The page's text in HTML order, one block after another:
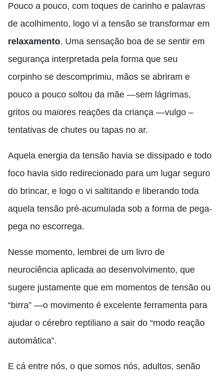
Pouco a pouco, com toques de carinho e palavras
de acolhimento, logo vi a tensão se transformar em
relaxamento. Uma sensação boa de se sentir em
segurança interpretada pela forma que seu
corpinho se descomprimiu, mãos se abriram e
pouco a pouco soltou da mãe —sem lágrimas,
gritos ou maiores reações da criança —vulgo –
tentativas de chutes ou tapas no ar.
Aquela energia da tensão havia se dissipado e todo
foco havia sido redirecionado para um lugar seguro
do brincar, e logo o vi saltitando e liberando toda
aquela tensão pré-acumulada sob a forma de pega-
pega no escorrega.
Nesse momento, lembrei de um livro de
neurociência aplicada ao desenvolvimento, que
sugere justamente que em momentos de tensão ou
“birra” —o movimento é excelente ferramenta para
ajudar o cérebro reptiliano a sair do “modo reação
automática”.
E cá entre nós, o que somos nós, adultos, senão